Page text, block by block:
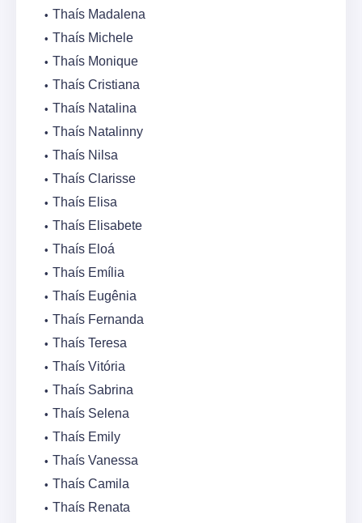
Thaís Madalena
Thaís Michele
Thaís Monique
Thaís Cristiana
Thaís Natalina
Thaís Natalinny
Thaís Nilsa
Thaís Clarisse
Thaís Elisa
Thaís Elisabete
Thaís Eloá
Thaís Emília
Thaís Eugênia
Thaís Fernanda
Thaís Teresa
Thaís Vitória
Thaís Sabrina
Thaís Selena
Thaís Emily
Thaís Vanessa
Thaís Camila
Thaís Renata